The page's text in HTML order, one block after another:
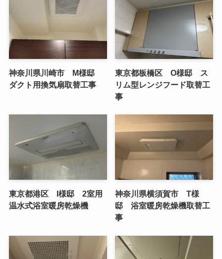
神奈川県川崎市 M様邸
ダクト用換気扇取替工事
東京都板橋区 O様邸 ス
リム型レンジフード取替工
事
東京都港区 I様邸 2室用
温水式浴室暖房乾燥機
神奈川県横須賀市 T様
邸 浴室暖房乾燥機取替工
事